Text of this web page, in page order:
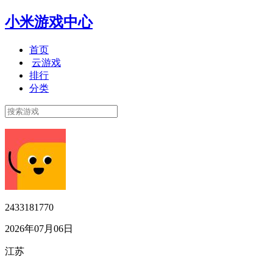
小米游戏中心
首页
云游戏
排行
分类
2433181770
2026年07月06日
江苏